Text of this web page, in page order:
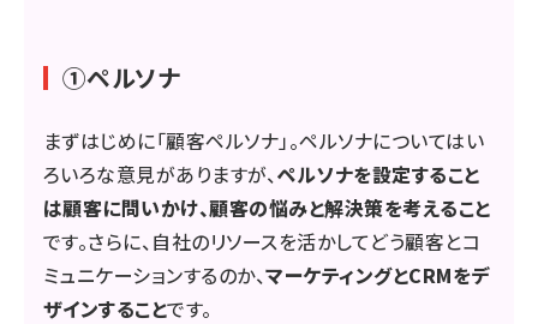
①ペルソナ
まずはじめに「顧客ペルソナ」。ペルソナについてはい
ろいろな意見がありますが、ペルソナを設定すること
は顧客に問いかけ、顧客の悩みと解決策を考えること
です。さらに、自社のリソースを活かしてどう顧客とコ
ミュニケーションするのか、マーケティングとCRMをデ
ザインすることです。